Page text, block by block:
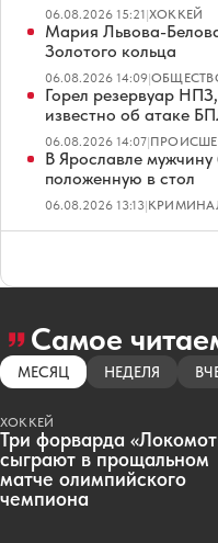
06.08.2026 15:21|ХОККЕЙ
Мария Львова-
Золотого кольца
06.08.2026 14:09|
Горел резервуар
известно об атаке
06.08.2026 14:07|
В Ярославле мужчину
положенную в стол
06.08.2026 13:13|
Самое
МЕСЯЦ НЕДЕЛЯ
ХОККЕЙ
Три форварда
сыграют в прощальном
матче олимпийского
чемпиона